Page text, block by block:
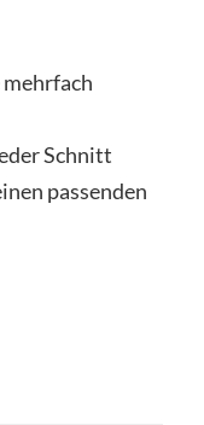
mehrfach
Schnitt
passenden